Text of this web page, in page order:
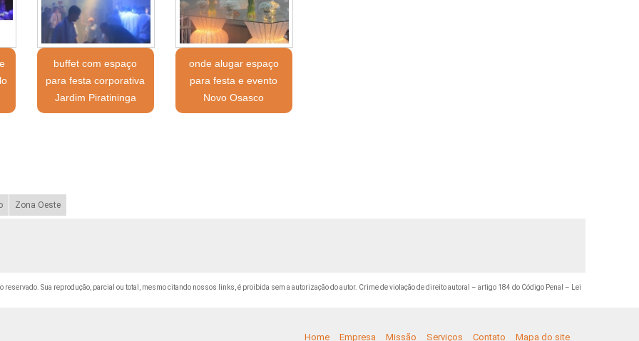
buffet com espaço
para festa corporativa
Jardim Piratininga
onde alugar espaço
para festa e evento
Novo Osasco
Zona Oeste
reservado. Sua reprodução, parcial ou total, mesmo citando nossos links, é proibida sem a autorização do autor. Crime de violação de direito autoral – artigo 184 do Código Penal –
Lei
Home Empresa Missão Serviços Contato Mapa do site